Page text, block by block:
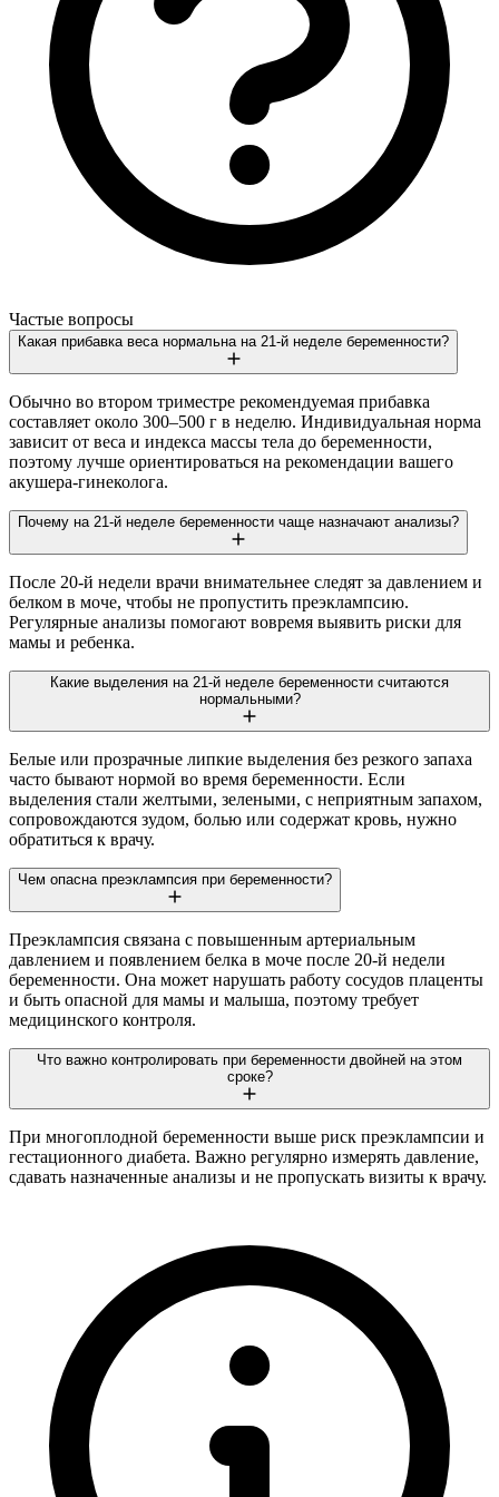
Частые вопросы
Какая прибавка веса нормальна на 21-й неделе беременности?
Обычно во втором триместре рекомендуемая прибавка
составляет около 300–500 г в неделю. Индивидуальная норма
зависит от веса и индекса массы тела до беременности,
поэтому лучше ориентироваться на рекомендации вашего
акушера-гинеколога.
Почему на 21-й неделе беременности чаще назначают анализы?
После 20-й недели врачи внимательнее следят за давлением и
белком в моче, чтобы не пропустить преэклампсию.
Регулярные анализы помогают вовремя выявить риски для
мамы и ребенка.
Какие выделения на 21-й неделе беременности считаются
нормальными?
Белые или прозрачные липкие выделения без резкого запаха
часто бывают нормой во время беременности. Если
выделения стали желтыми, зелеными, с неприятным запахом,
сопровождаются зудом, болью или содержат кровь, нужно
обратиться к врачу.
Чем опасна преэклампсия при беременности?
Преэклампсия связана с повышенным артериальным
давлением и появлением белка в моче после 20-й недели
беременности. Она может нарушать работу сосудов плаценты
и быть опасной для мамы и малыша, поэтому требует
медицинского контроля.
Что важно контролировать при беременности двойней на этом
сроке?
При многоплодной беременности выше риск преэклампсии и
гестационного диабета. Важно регулярно измерять давление,
сдавать назначенные анализы и не пропускать визиты к врачу.